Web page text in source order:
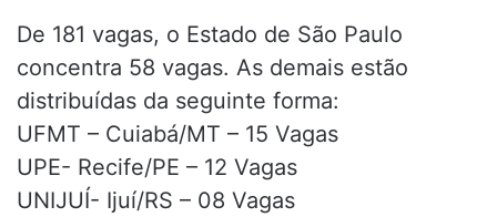
De 181 vagas, o Estado de São Paulo
concentra 58 vagas. As demais estão
distribuídas da seguinte forma:
UFMT – Cuiabá/MT – 15 Vagas
UPE- Recife/PE – 12 Vagas
UNIJUÍ- Ijuí/RS – 08 Vagas